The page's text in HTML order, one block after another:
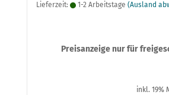
Lieferzeit:
1-2 Arbeitstage (Ausland
Preisanzeige nur für
inkl. 19%